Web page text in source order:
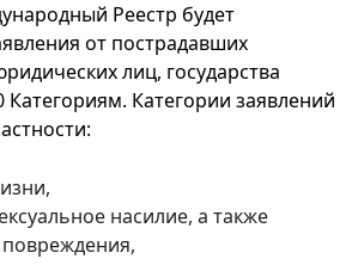
Реестр будет
от пострадавших
лиц, государства
Категориям. Категории заявлений
насилие, а также